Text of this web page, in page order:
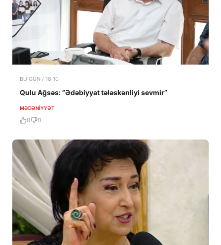
BU GÜN / 18:10
Qulu Ağsəs: “Ədəbiyyat tələskənliyi sevmir”
MƏDƏNIYYƏT
0 0